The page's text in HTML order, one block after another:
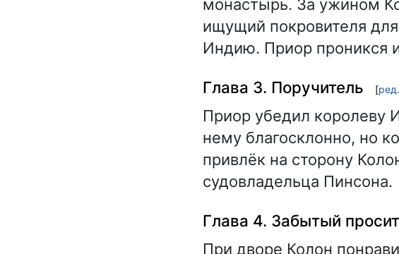
монастырь. За ужином
ищущий покровителя
Индию. Приор проникся
Глава 3. Поручитель [ред.
Приор убедил королеву
нему благосклонно, но
привлёк на сторону
судовладельца Пинсона.
Глава 4. Забытый
При дворе Колон